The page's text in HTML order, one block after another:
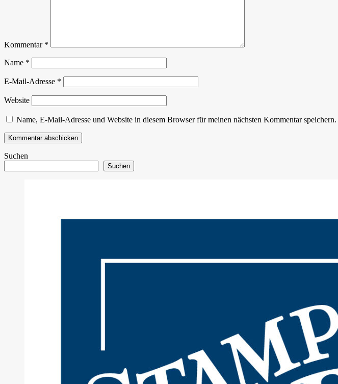
Kommentar *
Name *
E-Mail-Adresse *
Website
Name, E-Mail-Adresse und Website in diesem Browser für meinen nächsten Kommentar speichern.
Suchen
Suchen